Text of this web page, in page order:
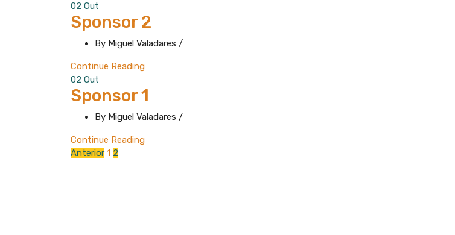
02 Out
Sponsor 2
By Miguel Valadares /
Continue Reading
02 Out
Sponsor 1
By Miguel Valadares /
Continue Reading
Paginação
Anterior 1 2